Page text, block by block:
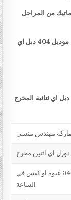
من المراحل
المرحلة الأولى: ماكينة تعبءة العصير في عبوات موديل موديل 404 دبل اي
مواصفات ماكينة تعبءة العصير في عبوات موديل 404 دبل اي ثنائية المخرج
نوزل اي اثنين مخرج
من 1600 عبوة او كيس حتي 3400 عبوه او كيس في
الساعة